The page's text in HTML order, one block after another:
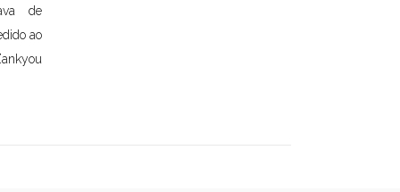
de
ao